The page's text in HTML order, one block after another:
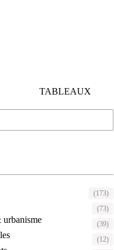
TABLEAUX
(173)
(73)
(39)
(12)